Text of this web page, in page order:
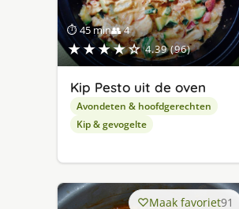
⏱ 45 min👥 4
★★★★☆ 4.39 (96)
Kip Pesto uit de oven
Avondeten & hoofdgerechten
Kip & gevogelte
Maak favoriet91